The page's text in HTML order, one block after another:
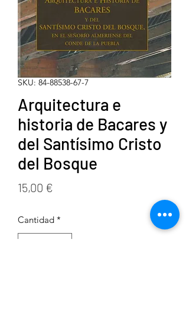
SKU: 84-88538-67-7
Arquitectura e
historia de Bacares y
del Santísimo Cristo
del Bosque
15,00 €
Cantidad *